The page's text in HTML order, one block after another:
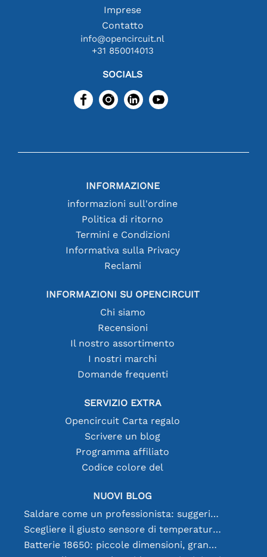
Imprese
Contatto
info@opencircuit.nl
+31 850014013
SOCIALS
INFORMAZIONE
informazioni sull'ordine
Politica di ritorno
Termini e Condizioni
Informativa sulla Privacy
Reclami
INFORMAZIONI SU OPENCIRCUIT
Chi siamo
Recensioni
Il nostro assortimento
I nostri marchi
Domande frequenti
SERVIZIO EXTRA
Opencircuit Carta regalo
Scrivere un blog
Programma affiliato
Codice colore del
NUOVI BLOG
Saldare come un professionista: suggerimenti per connessioni elettroniche perfette
Scegliere il giusto sensore di temperatura [youtube]
Batterie 18650: piccole dimensioni, grandi prestazioni